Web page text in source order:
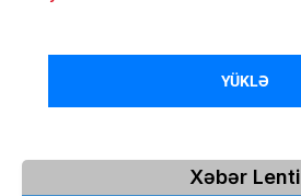
YÜKLƏ
Xəbər Lenti